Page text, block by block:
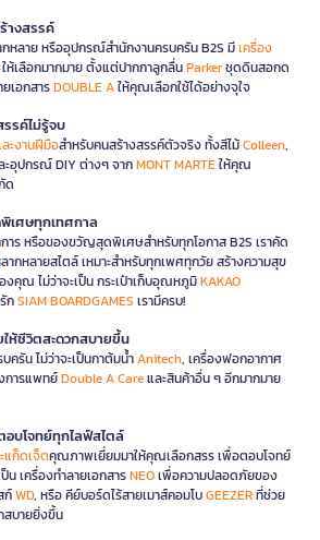
างสรรค์
หลาย หรืออุปกรณ์สำนักงานครบครัน B2S มีเครื่อง
ให้เลือกมากมาย ตั้งแต่ปากกาลูกลื่นParkerชุดดินสอกด
เอกสารDOUBLE Aให้คุณเลือกใช้ได้อย่างจุใจ
รค์ไม่รู้จบ
ะงานฝีมือสำหรับคนสร้างสรรค์ตัวจริง ทั้งสีไม้Colleen,
ะอุปกรณ์ DIY ต่างๆ จากMONT MARTEให้คุณ
ด
เศษทุกเทศกาล
ร หรือของขวัญสุดพิเศษสำหรับทุกโอกาส B2S เราคัด
ากหลายสไตล์ เหมาะสำหรับทุกเพศทุกวัย สร้างความสุข
คุณ ไม่ว่าจะเป็น กระเป๋าเก็บอุณหภูมิKAKAO
กSIAM BOARDGAMES เรามีครบ!
ให้ชีวิตสะดวกสบายขึ้น
ครัน ไม่ว่าจะเป็นกาต้มน้ำAnitech, เครื่องฟอกอากาศ
การแพทย์Double A Careและสินค้าอื่น ๆ อีกมากมาย
อบโจทย์ทุกไลฟ์สไตล์
แก็ดเจ็ตคุณภาพเยี่ยมมาให้คุณเลือกสรร เพื่อตอบโจทย์
น เครื่องทำลายเอกสารNEOเพื่อความปลอดภัยของ
ก์WD, หรือ คีย์บอร์ดไร้สายเมาส์คอมโบGEEZERที่ช่วย
สบายยิ่งขึ้น